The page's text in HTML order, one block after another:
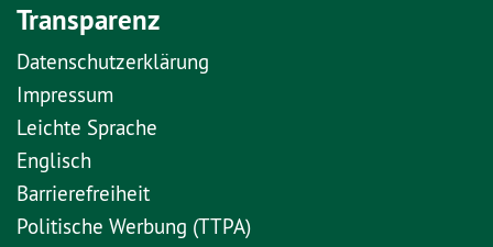
Transparenz
Datenschutzerklärung
Impressum
Leichte Sprache
Englisch
Barrierefreiheit
Politische Werbung (TTPA)